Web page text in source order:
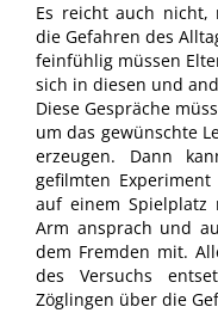
Es reicht auch
die Gefahren des
feinfühlig müssen
sich in diesen und
Diese Gespräche
um das gewünschte
erzeugen. Dann
gefilmten
auf einem Spielplatz
Arm ansprach und
dem Fremden mit.
des Versuchs
Zöglingen über die